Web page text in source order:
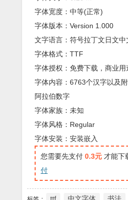
字体宽度：中等(正常)
字体版本：Version 1.000
文字语言：符号拉丁文日文中
字体格式：TTF
字体授权：免费下载，商业
字体内容：6763个汉字以及
阿拉伯数字
字体家族：未知
字体风格：Regular
字体安装：安装嵌入
您需要先支付 0.3元 才能下
付